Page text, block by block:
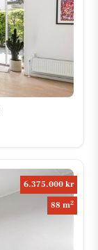
6.375.000 kr
88 m2